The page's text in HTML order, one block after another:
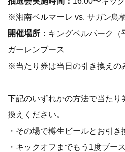
※湘南ベルマーレ vs. サガン鳥
開催場所： キングベルパーク（
ガーレンブース
※当たり券は当日の引き換えの
下記のいずれかの方法で当たり
換えください。
・その場で樽生ビールとお引き
・キックオフまでもう1度ブー